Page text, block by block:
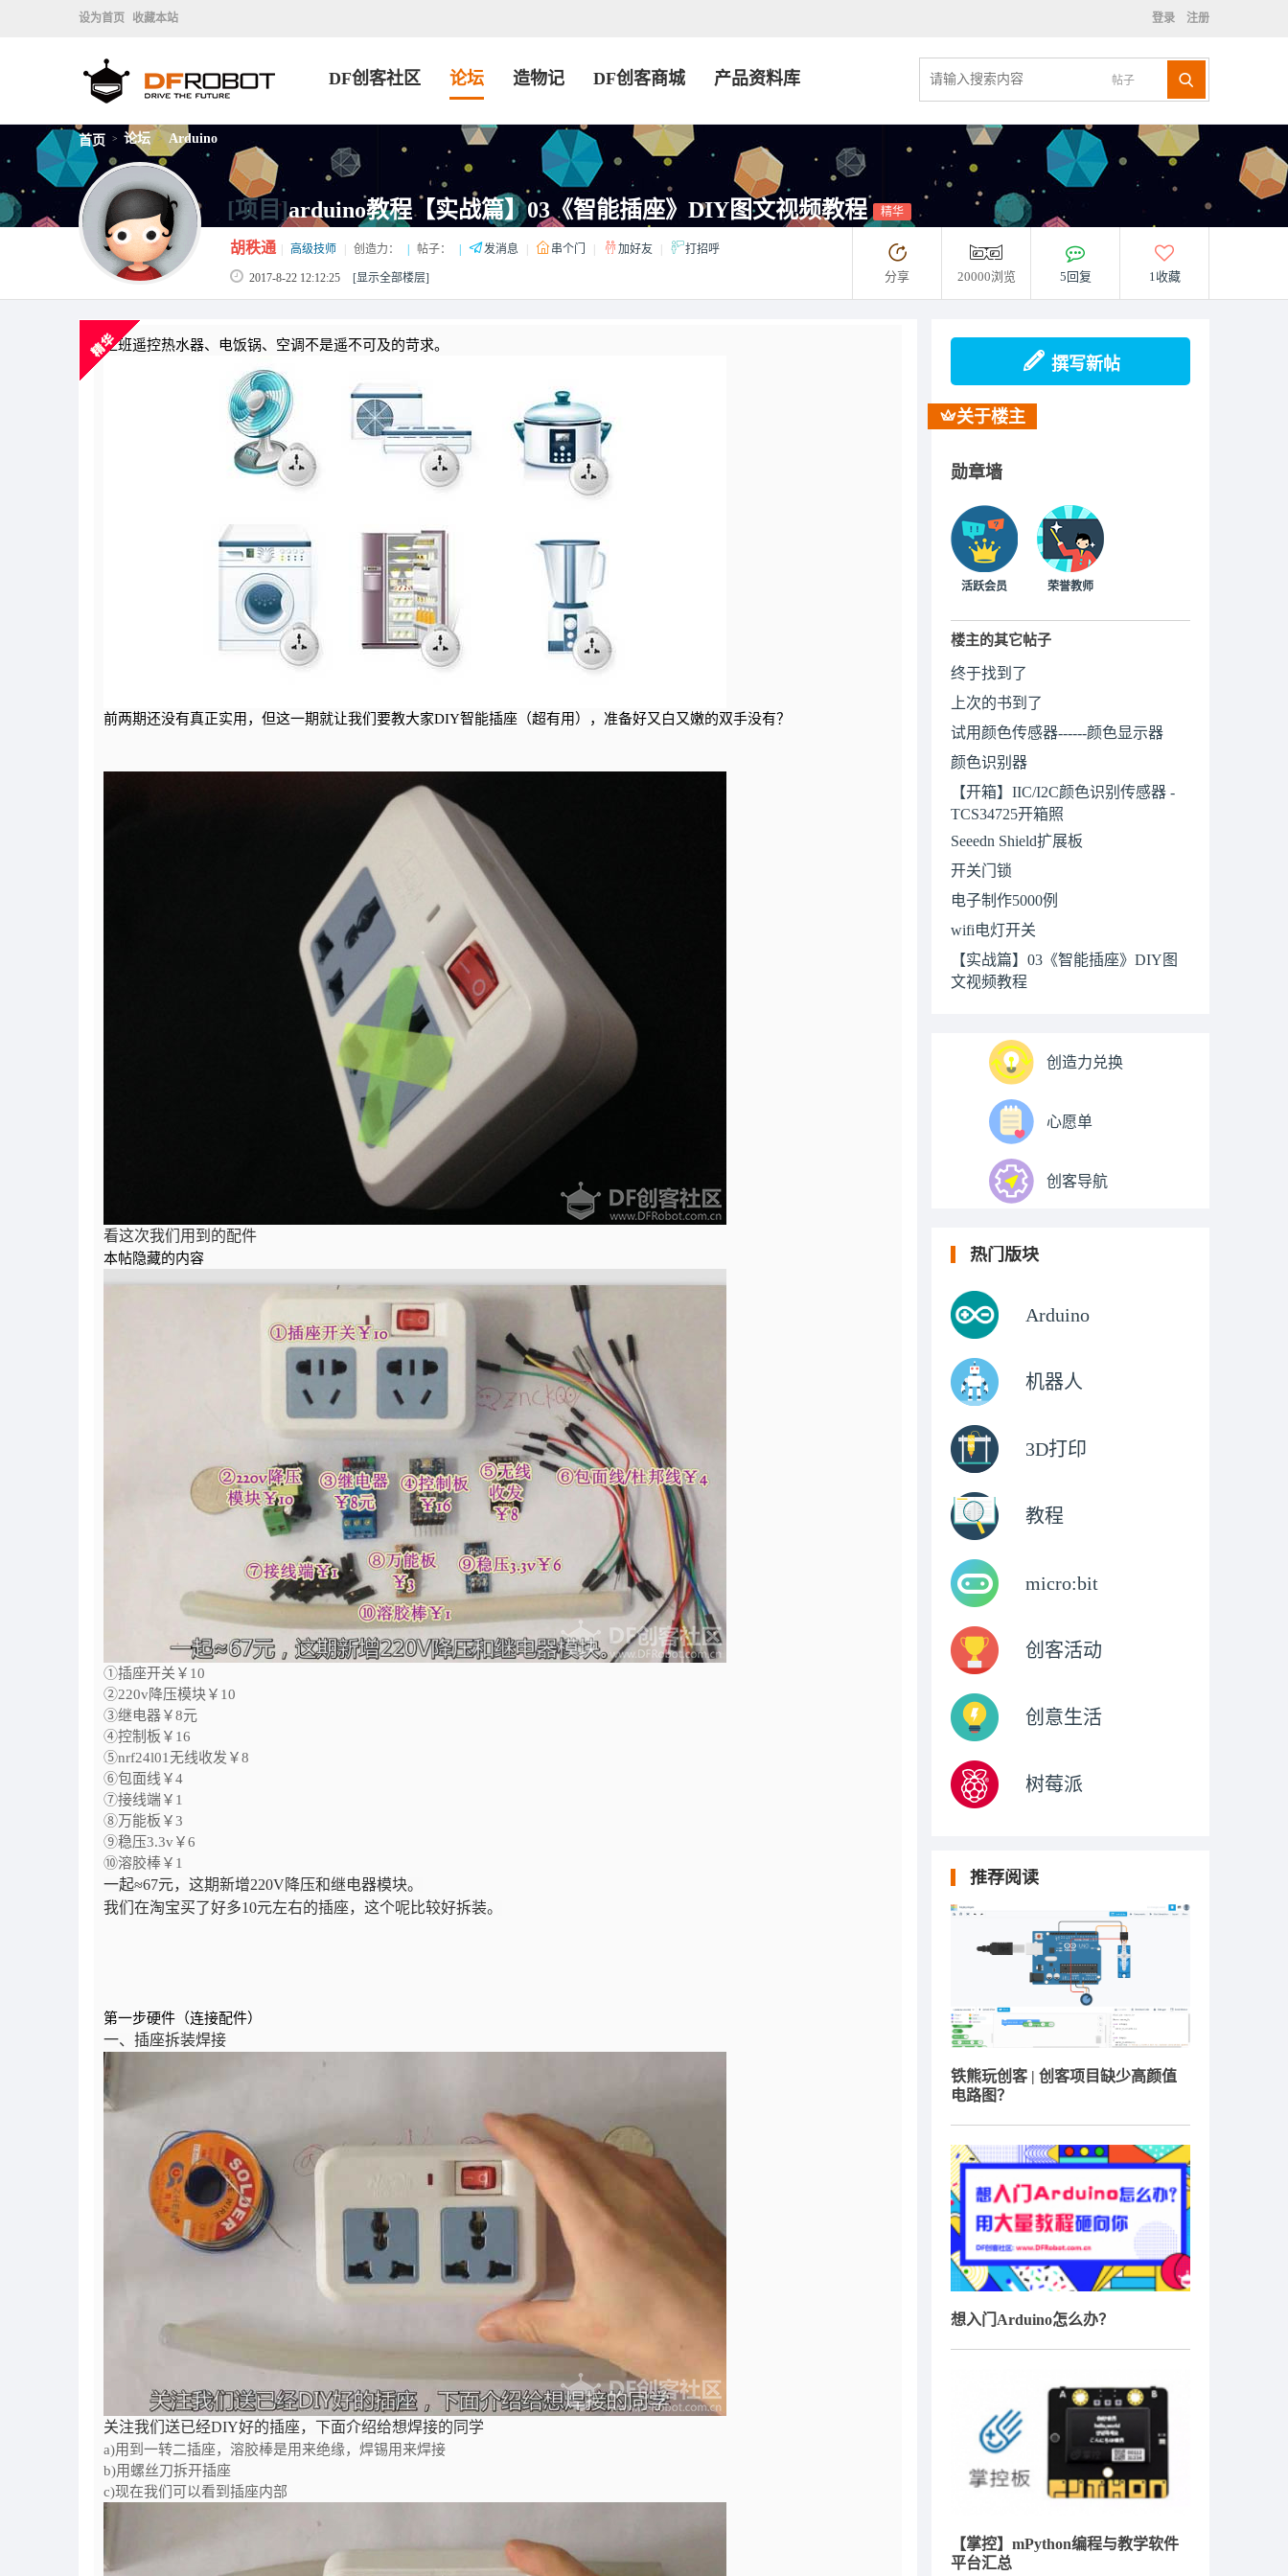
设为首页 收藏本站 登录 注册
帖子
DF创客社区 论坛 造物记 DF创客商城 产品资料库
首页 > 论坛 > Arduino
[项目]arduino教程【实战篇】03《智能插座》DIY图文视频教程 精华
胡秩通 高级技师 创造力： 帖子： 发消息 串个门 加好友 打招呼
2017-8-22 12:12:25 [显示全部楼层] 分享 20000浏览 5回复 1收藏
上班遥控热水器、电饭锅、空调不是遥不可及的苛求。
前两期还没有真正实用，但这一期就让我们要教大家DIY智能插座（超有用），准备好又白又嫩的双手没有？
看这次我们用到的配件
本帖隐藏的内容
①插座开关￥10
②220v降压模块￥10
③继电器￥8元
④控制板￥16
⑤nrf24l01无线收发￥8
⑥包面线￥4
⑦接线端￥1
⑧万能板￥3
⑨稳压3.3v￥6
⑩溶胶棒￥1
一起≈67元，这期新增220V降压和继电器模块。
我们在淘宝买了好多10元左右的插座，这个呢比较好拆装。
第一步硬件（连接配件）
一、插座拆装焊接
关注我们送已经DIY好的插座，下面介绍给想焊接的同学
a)用到一转二插座，溶胶棒是用来绝缘，焊锡用来焊接
b)用螺丝刀拆开插座
c)现在我们可以看到插座内部
撰写新帖
关于楼主
勋章墙
活跃会员 荣誉教师
楼主的其它帖子
终于找到了
上次的书到了
试用颜色传感器------颜色显示器
颜色识别器
【开箱】IIC/I2C颜色识别传感器 -
TCS34725开箱照
Seeedn Shield扩展板
开关门锁
电子制作5000例
wifi电灯开关
【实战篇】03《智能插座》DIY图
文视频教程
创造力兑换
心愿单
创客导航
热门版块
Arduino
机器人
3D打印
教程
micro:bit
创客活动
创意生活
树莓派
推荐阅读
铁熊玩创客 | 创客项目缺少高颜值
电路图？
想入门Arduino怎么办？
【掌控】mPython编程与教学软件
平台汇总